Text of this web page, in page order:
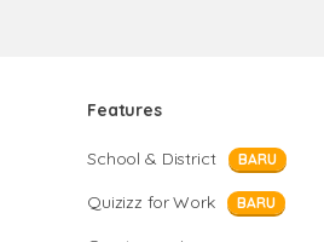
Features
School & District BARU
Quizizz for Work BARU